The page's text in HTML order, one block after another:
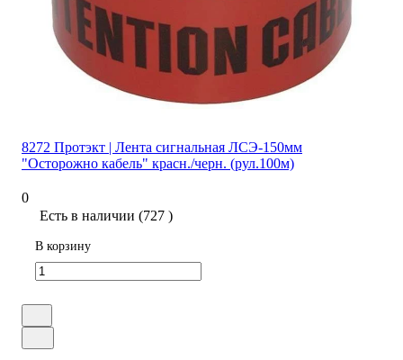
8272 Протэкт | Лента сигнальная ЛСЭ-150мм
"Осторожно кабель" красн./черн. (рул.100м)
0
Есть в наличии (727 )
В корзину